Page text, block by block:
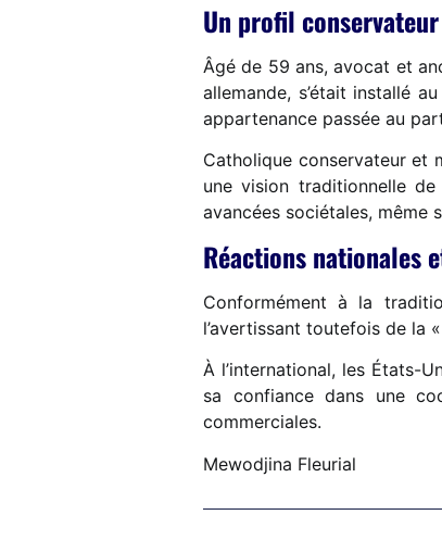
Un profil
Âgé de 59 ans, avocat et
allemande, s’était installé
appartenance passée au
Catholique conservateur et
une vision traditionnelle
avancées sociétales, même
Réactions nationales
Conformément à la
l’avertissant toutefois de la
À l’international, les États-
sa confiance dans une
commerciales.
Mewodjina Fleurial